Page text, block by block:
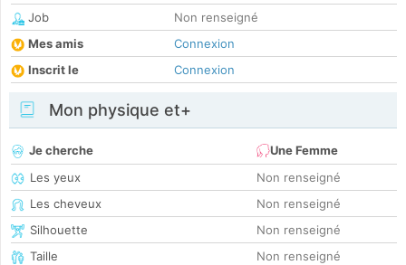
Job
Non renseigné
Mes amis
Connexion
Inscrit le
Connexion
Mon physique et+
Je cherche
Une Femme
Les yeux
Non renseigné
Les cheveux
Non renseigné
Silhouette
Non renseigné
Taille
Non renseigné